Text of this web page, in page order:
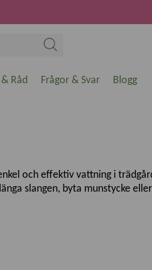
Råd Frågor & Svar Blogg
och effektiv vattning i
slangen, byta munstycke
för trädgårdsslang.